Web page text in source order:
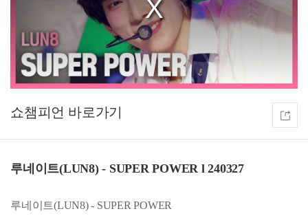
쇼챔피언
루네이트(LUN8) - SUPER POWER l 240327
루네이트(LUN8) - SUPER POWER